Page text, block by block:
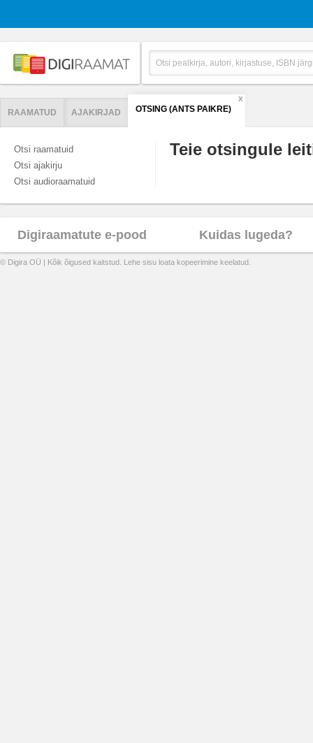
RAAMATUD AJAKIRJAD OTSING (ANTS PAIKRE)
X
Otsi raamatuid
Otsi ajakirju
Otsi audioraamatuid
Teie otsingule
Digiraamatute e-pood Kuidas lugeda?
© Digira OÜ | Kõik õigused kaitstud. Lehe sisu loata kopeerimine keelatud.